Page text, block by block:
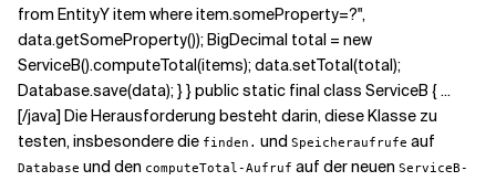
from EntityY item where item.someProperty=?",
data.getSomeProperty()); BigDecimal total = new
ServiceB().computeTotal(items); data.setTotal(total);
Database.save(data); } } public static final class ServiceB { ...
[/java] Die Herausforderung besteht darin, diese Klasse zu
testen, insbesondere die finden. und Speicheraufrufe auf
Database und den computeTotal-Aufruf auf der neuen ServiceB-